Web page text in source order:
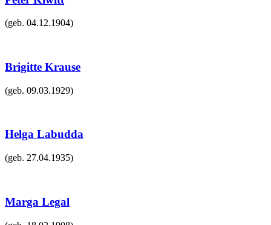
(geb. 04.12.1904)
Brigitte Krause
(geb. 09.03.1929)
Helga Labudda
(geb. 27.04.1935)
Marga Legal